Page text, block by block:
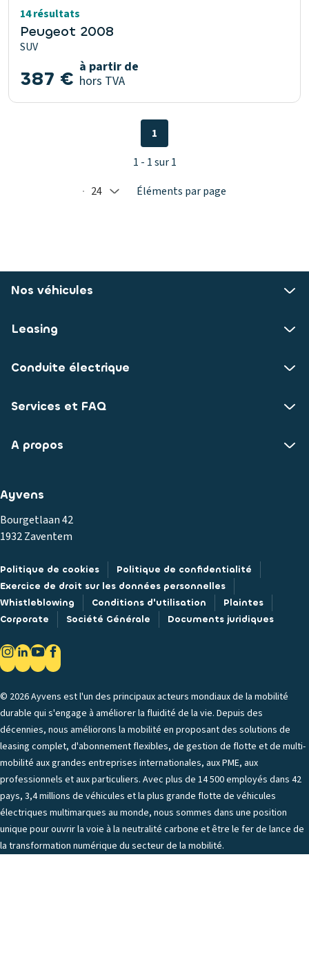
14 résultats
Peugeot 2008
SUV
387 € à partir de
hors TVA
Selected: 24
24 Éléments par page
1
1 - 1 sur 1
Nos véhicules
Leasing
Conduite électrique
Services et FAQ
A propos
Ayvens
Bourgetlaan 42
1932 Zaventem
Politique de cookies
Politique de confidentialité
Exercice de droit sur les données personnelles
Whistleblowing
Conditions d'utilisation
Plaintes
Corporate
Société Générale Documents juridiques
© 2026 Ayvens est l'un des principaux acteurs mondiaux de la mobilité
durable qui s'engage à améliorer la fluidité de la vie. Depuis des
décennies, nous améliorons la mobilité en proposant des solutions de
leasing complet, d'abonnement flexibles, de gestion de flotte et de multi-
mobilité aux grandes entreprises internationales, aux PME, aux
professionnels et aux particuliers. Avec plus de 14 500 employés dans 42
pays, 3,4 millions de véhicules et la plus grande flotte de véhicules
électriques multimarques au monde, nous sommes dans une position
unique pour ouvrir la voie à la neutralité carbone et être le fer de lance de
la transformation numérique du secteur de la mobilité.